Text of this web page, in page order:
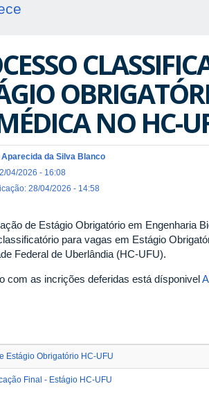
NO HC-
da Silva Blanco
04/2026 - 16:08
28/04/2026 - 14:58
de Estágio Obrigatório em Engenharia
para vagas em Estágio
Federal de Uberlândia (HC-UFU).
com as incrições deferidas está dísponivel
Estágio Obrigatório HC-UFU
Final - Estágio HC-UFU